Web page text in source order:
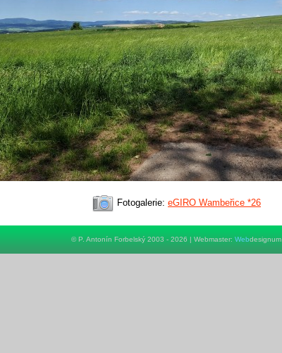
Fotogalerie: eGIRO Wambeřice *26
© P. Antonín Forbelský 2003 - 2026 | Webmaster: Webdesignum